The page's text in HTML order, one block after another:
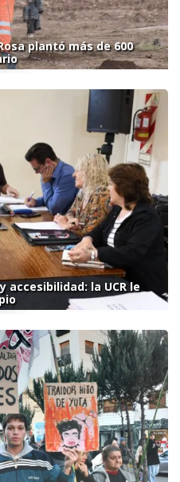
plantó más de 600
accesibilidad: la UCR le